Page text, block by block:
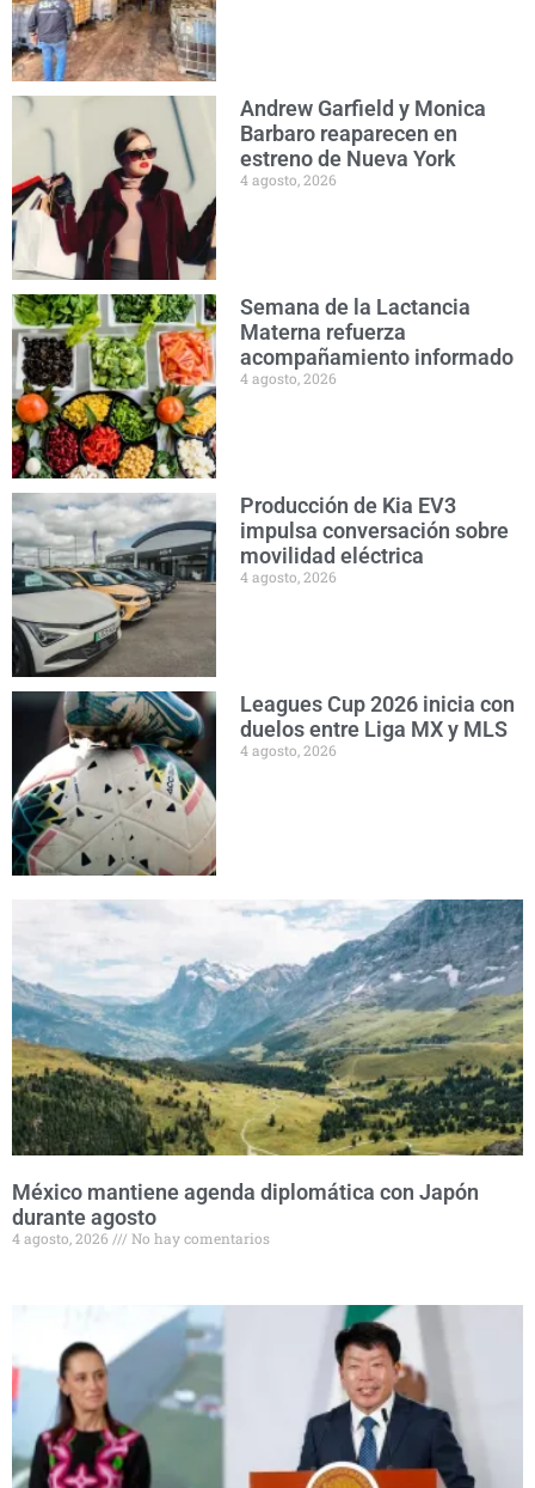
Andrew Garfield y Monica
Barbaro reaparecen en
estreno de Nueva York
4 agosto, 2026
Semana de la Lactancia
Materna refuerza
acompañamiento informado
4 agosto, 2026
Producción de Kia EV3
impulsa conversación sobre
movilidad eléctrica
4 agosto, 2026
Leagues Cup 2026 inicia con
duelos entre Liga MX y MLS
4 agosto, 2026
México mantiene agenda diplomática con Japón
durante agosto
4 agosto, 2026 No hay comentarios